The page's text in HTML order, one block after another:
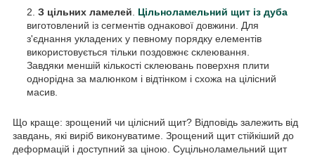
З цільних ламелей. Цільноламельний щит із дуба
виготовлений із сегментів однакової довжини. Для
з'єднання укладених у певному порядку елементів
використовується тільки поздовжнє склеювання.
Завдяки меншій кількості склеювань поверхня плити
однорідна за малюнком і відтінком і схожа на цілісний
масив.
Що краще: зрощений чи цілісний щит? Відповідь залежить від
завдань, які виріб виконуватиме. Зрощений щит стійкіший до
деформацій і доступний за ціною. Суцільноламельний щит